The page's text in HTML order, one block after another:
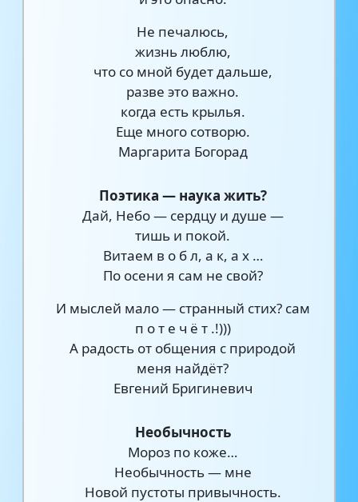
Не печалюсь,
жизнь люблю,
что со мной будет дальше,
разве это важно.
когда есть крылья.
Еще много сотворю.
Маргарита Богорад
Поэтика — наука жить?
Дай, Небо — сердцу и душе —
тишь и покой.
Витаем в о б л, а к, а х …
По осени я сам не свой?
И мыслей мало — странный стих? сам
п о т е ч ё т .!)))
А радость от общения с природой
меня найдёт?
Евгений Бригиневич
Необычность
Мороз по коже…
Необычность — мне
Новой пустоты привычность.